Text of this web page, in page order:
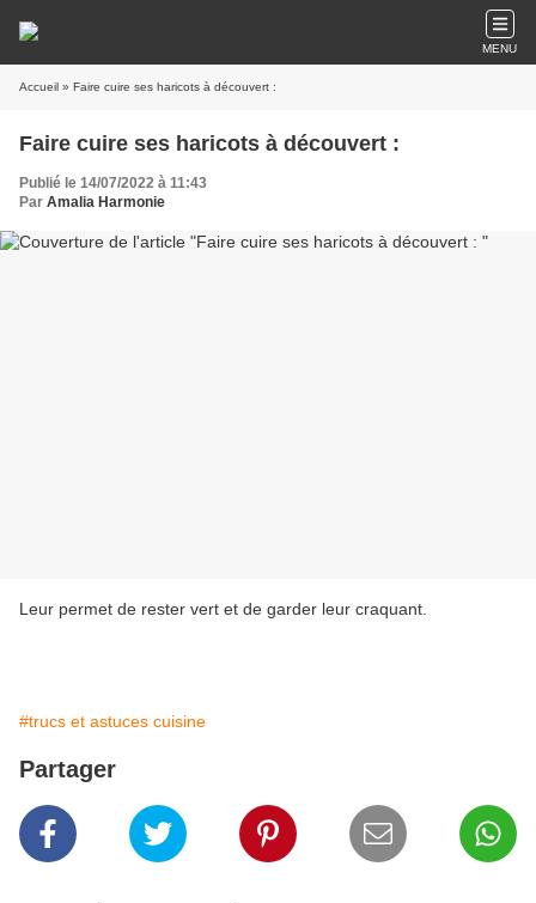
MENU
Accueil » Faire cuire ses haricots à découvert :
Faire cuire ses haricots à découvert :
Publié le 14/07/2022 à 11:43
Par Amalia Harmonie
Leur permet de rester vert et de garder leur craquant.
#trucs et astuces cuisine
Partager